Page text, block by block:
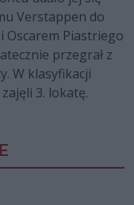
Verstappen do
Oscarem Piastriego
przegrał z
W klasyfikacji
3. lokatę.